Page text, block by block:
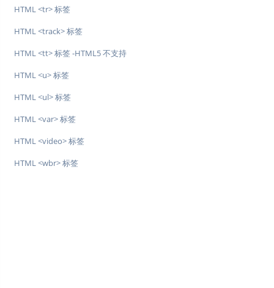
HTML <tr> 标签
HTML <track> 标签
HTML <tt> 标签 -HTML5 不支持
HTML <u> 标签
HTML <ul> 标签
HTML <var> 标签
HTML <video> 标签
HTML <wbr> 标签